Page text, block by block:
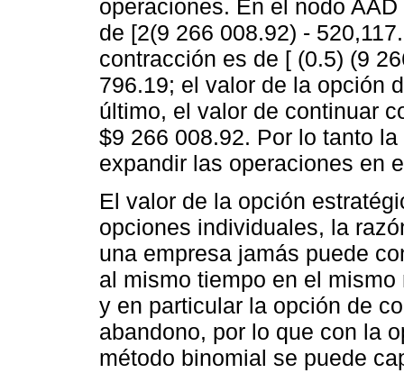
operaciones. En el nodo
de [2(9 266 008.92) -
contracción es de [ (0.5) (9
796.19; el valor de la opción
último, el valor de continuar
$9 266 008.92. Por lo tanto
expandir las operaciones en
El valor de la opción
opciones individuales, la
una empresa jamás puede
al mismo tiempo en el
y en particular la opción de
abandono, por lo que con la
método binomial se puede